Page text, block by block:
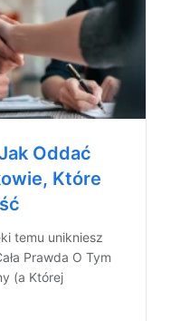
Oddać
Które
temu unikniesz
Prawda O Tym
(a Której